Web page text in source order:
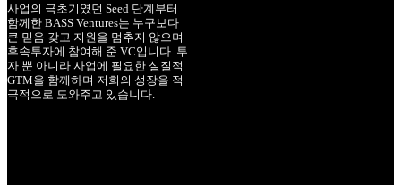
사업의 극초기였던 Seed 단계부터
함께한 BASS Ventures는 누구보다
큰 믿음 갖고 지원을 멈추지 않으며
후속투자에 참여해 준 VC입니다. 투
자 뿐 아니라 사업에 필요한 실질적
GTM을 함께하며 저희의 성장을 적
극적으로 도와주고 있습니다.